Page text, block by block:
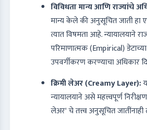
विविधता मान्य आणि राज्यांचे
मान्य केले की अनुसूचित जाती हा
त्यात विषमता आहे. न्यायालयाने
परिमाणात्मक (Empirical)
उपवर्गीकरण करण्याचा अधिकार
क्रिमी लेअर (Creamy Layer):
न्यायालयाने असे महत्त्वपूर्ण
लेअर' चे तत्त्व अनुसूचित